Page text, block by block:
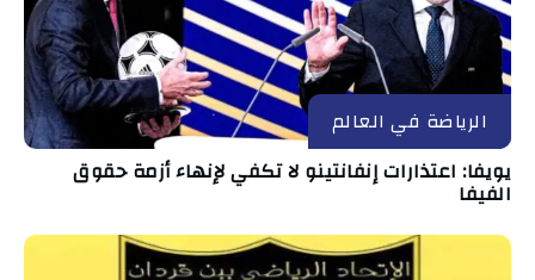
الرياضة في العالم
يويفا: اعتذارات إنفانتينو لا تكفي لإنهاء أزمة حقوق
الفيفا